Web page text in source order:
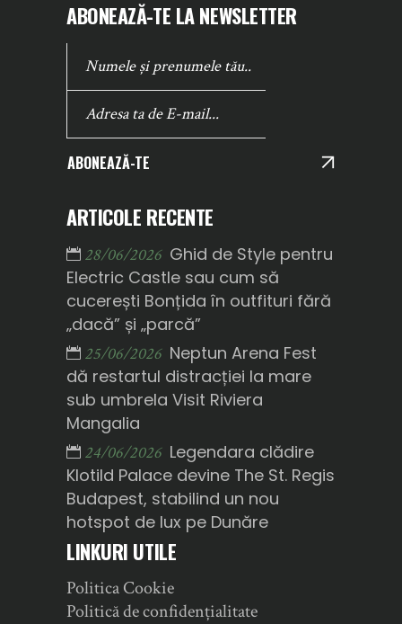
ABONEAZĂ-TE LA NEWSLETTER
ABONEAZĂ-TE
ARTICOLE RECENTE
28/06/2026 Ghid de Style pentru
Electric Castle sau cum să
cucerești Bonțida în outfituri fără
„dacă” și „parcă”
25/06/2026 Neptun Arena Fest
dă restartul distracției la mare
sub umbrela Visit Riviera
Mangalia
24/06/2026 Legendara clădire
Klotild Palace devine The St. Regis
Budapest, stabilind un nou
hotspot de lux pe Dunăre
LINKURI UTILE
Politica Cookie
Politică de confidențialitate